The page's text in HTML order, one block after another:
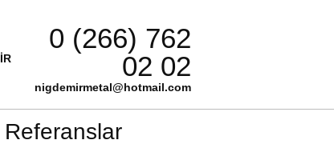
0 (266) 762
02 02
nigdemirmetal@hotmail.com
Referanslar